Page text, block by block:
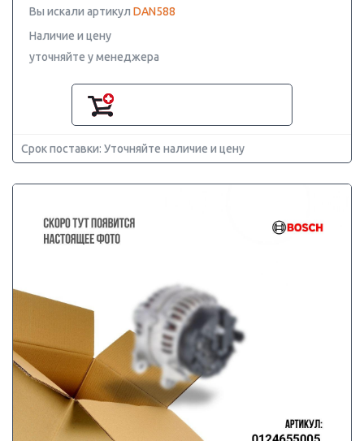
Вы искали артикул DAN588
Наличие и цену
уточняйте у менеджера
Срок поставки: Уточняйте наличие и цену